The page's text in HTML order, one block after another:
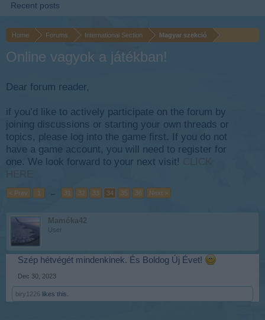
Home Forums International Section Magyar szekció
Online vagyok a játékban!
Dear forum reader,
if you’d like to actively participate on the forum by
joining discussions or starting your own threads or
topics, please log into the game first. If you do not
have a game account, you will need to register for
one. We look forward to your next visit! CLICK
HERE
< Prev 1 ← 31 32 33 34 35 36 Next >
Mamóka42
User
Szép hétvégét mindenkinek. És Boldog Új Évet!
Dec 30, 2023
biry1226 likes this.
Recent posts